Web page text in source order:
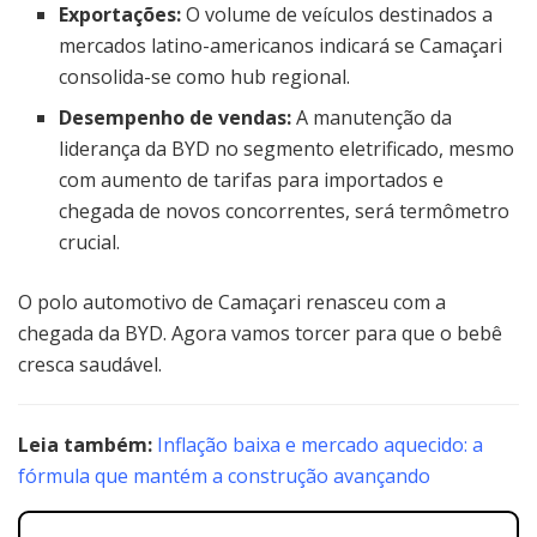
Exportações:O volume de veículos destinados a
mercados latino-americanos indicará se Camaçari
consolida-se como hub regional.
Desempenho de vendas:A manutenção da
liderança da BYD no segmento eletrificado, mesmo
com aumento de tarifas para importados e
chegada de novos concorrentes, será termômetro
crucial.
O polo automotivo de Camaçari renasceu com a
chegada da BYD. Agora vamos torcer para que o bebê
cresca saudável.
Leia também: Inflação baixa e mercado aquecido: a
fórmula que mantém a construção avançando